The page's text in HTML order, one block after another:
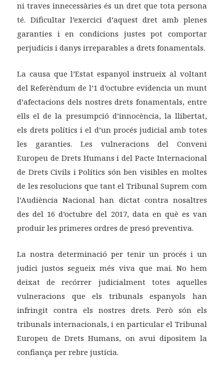
ni traves innecessàries és un dret que tota persona
té. Dificultar l’exercici d’aquest dret amb plenes
garanties i en condicions justes pot comportar
perjudicis i danys irreparables a drets fonamentals.
La causa que l’Estat espanyol instrueix al voltant
del Referèndum de l’1 d’octubre evidencia un munt
d’afectacions dels nostres drets fonamentals, entre
ells el de la presumpció d’innocència, la llibertat,
els drets polítics i el d’un procés judicial amb totes
les garanties. Les vulneracions del Conveni
Europeu de Drets Humans i del Pacte Internacional
de Drets Civils i Polítics són ben visibles en moltes
de les resolucions que tant el Tribunal Suprem com
l’Audiència Nacional han dictat contra nosaltres
des del 16 d’octubre del 2017, data en què es van
produir les primeres ordres de presó preventiva.
La nostra determinació per tenir un procés i un
judici justos segueix més viva que mai. No hem
deixat de recórrer judicialment totes aquelles
vulneracions que els tribunals espanyols han
infringit contra els nostres drets. Però són els
tribunals internacionals, i en particular el Tribunal
Europeu de Drets Humans, on avui dipositem la
confiança per rebre justícia.